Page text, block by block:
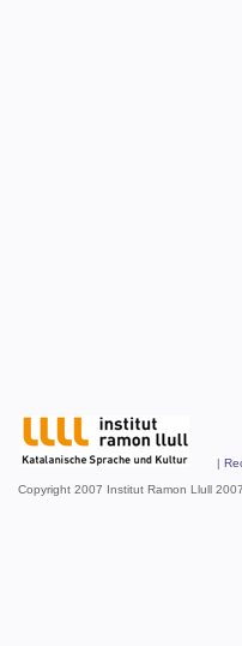
|
Copyright 2007 Institut Ramon Llull